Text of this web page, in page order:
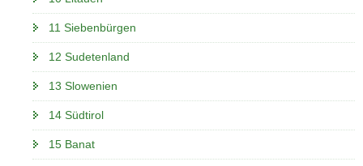
11 Siebenbürgen
12 Sudetenland
13 Slowenien
14 Südtirol
15 Banat